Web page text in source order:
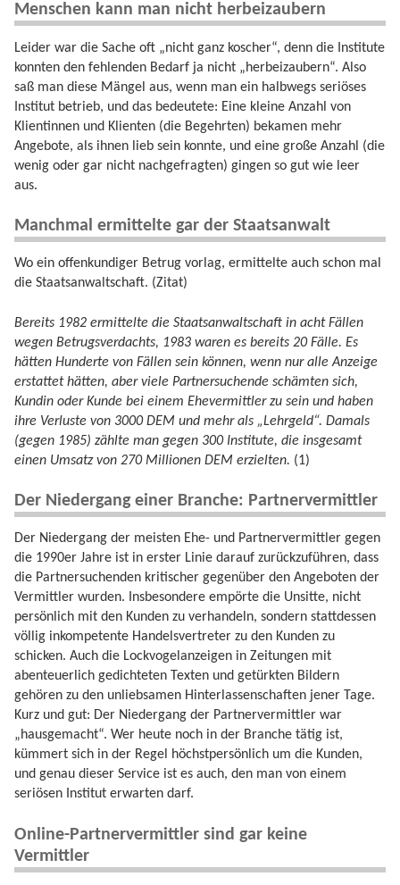
Menschen kann man nicht herbeizaubern
Leider war die Sache oft „nicht ganz koscher“, denn die Institute
konnten den fehlenden Bedarf ja nicht „herbeizaubern“. Also
saß man diese Mängel aus, wenn man ein halbwegs seriöses
Institut betrieb, und das bedeutete: Eine kleine Anzahl von
Klientinnen und Klienten (die Begehrten) bekamen mehr
Angebote, als ihnen lieb sein konnte, und eine große Anzahl (die
wenig oder gar nicht nachgefragten) gingen so gut wie leer
aus.
Manchmal ermittelte gar der Staatsanwalt
Wo ein offenkundiger Betrug vorlag, ermittelte auch schon mal
die Staatsanwaltschaft. (Zitat)
Bereits 1982 ermittelte die Staatsanwaltschaft in acht Fällen
wegen Betrugsverdachts, 1983 waren es bereits 20 Fälle. Es
hätten Hunderte von Fällen sein können, wenn nur alle Anzeige
erstattet hätten, aber viele Partnersuchende schämten sich,
Kundin oder Kunde bei einem Ehevermittler zu sein und haben
ihre Verluste von 3000 DEM und mehr als „Lehrgeld“. Damals
(gegen 1985) zählte man gegen 300 Institute, die insgesamt
einen Umsatz von 270 Millionen DEM erzielten. (1)
Der Niedergang einer Branche: Partnervermittler
Der Niedergang der meisten Ehe- und Partnervermittler gegen
die 1990er Jahre ist in erster Linie darauf zurückzuführen, dass
die Partnersuchenden kritischer gegenüber den Angeboten der
Vermittler wurden. Insbesondere empörte die Unsitte, nicht
persönlich mit den Kunden zu verhandeln, sondern stattdessen
völlig inkompetente Handelsvertreter zu den Kunden zu
schicken. Auch die Lockvogelanzeigen in Zeitungen mit
abenteuerlich gedichteten Texten und getürkten Bildern
gehören zu den unliebsamen Hinterlassenschaften jener Tage.
Kurz und gut: Der Niedergang der Partnervermittler war
„hausgemacht“. Wer heute noch in der Branche tätig ist,
kümmert sich in der Regel höchstpersönlich um die Kunden,
und genau dieser Service ist es auch, den man von einem
seriösen Institut erwarten darf.
Online-Partnervermittler sind gar keine
Vermittler